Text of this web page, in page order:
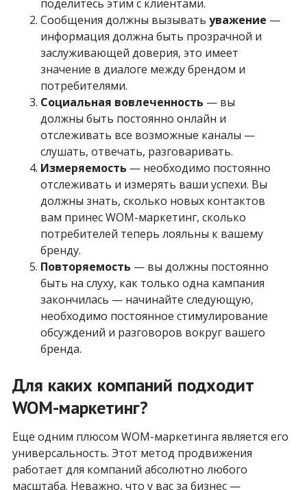
поделитесь этим с клиентами.
Сообщения должны вызывать уважение —
информация должна быть прозрачной и
заслуживающей доверия, это имеет
значение в диалоге между брендом и
потребителями.
Социальная вовлеченность — вы
должны быть постоянно онлайн и
отслеживать все возможные каналы —
слушать, отвечать, разговаривать.
Измеряемость — необходимо постоянно
отслеживать и измерять ваши успехи. Вы
должны знать, сколько новых контактов
вам принес WOM-маркетинг, сколько
потребителей теперь лояльны к вашему
бренду.
Повторяемость — вы должны постоянно
быть на слуху, как только одна кампания
закончилась — начинайте следующую,
необходимо постоянное стимулирование
обсуждений и разговоров вокруг вашего
бренда.
Для каких компаний подходит
WOM-маркетинг?
Еще одним плюсом WOM-маркетинга является его
универсальность. Этот метод продвижения
работает для компаний абсолютно любого
масштаба. Неважно, что у вас за бизнес —